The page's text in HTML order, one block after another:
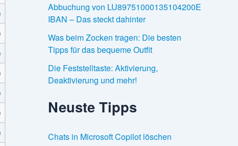
Abbuchung von LU89751000135104200E
IBAN – Das steckt dahinter
Was beim Zocken tragen: Die besten
Tipps für das bequeme Outfit
Die Feststelltaste: Aktivierung,
Deaktivierung und mehr!
Neuste Tipps
Chats in Microsoft Copilot löschen